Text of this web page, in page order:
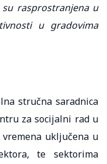
rasprostranjena u
u gradovima
stručna saradnica
za socijalni rad u
uključena u
te sektorima